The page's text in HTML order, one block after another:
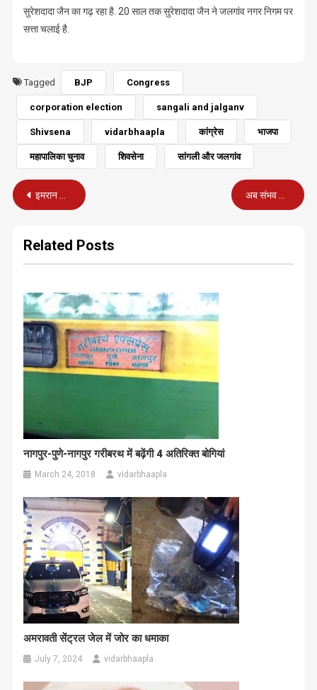
सुरेशदादा जैन का गढ़ रहा है. 20 साल तक सुरेशदादा जैन ने जलगांव नगर निगम पर
सत्ता चलाई है.
Tagged BJP Congress
corporation election sangali and jalganv
Shivsena vidarbhaapla कांग्रेस भाजपा
महापालिका चुनाव शिवसेना सांगली और जलगांव
Post
इमरान खान की मुश्किलें बढ़ीं, भ्रष्टाचार रोधी निकाय ने भेजा समन
Related Posts
नागपुर-पुणे-नागपुर गरीबरथ में बढ़ेंगी 4 अतिरिक्त बोगियां
March 24, 2018 vidarbhaapla
अमरावती सेंट्रल जेल में जोर का धमाका
July 7, 2024 vidarbhaapla